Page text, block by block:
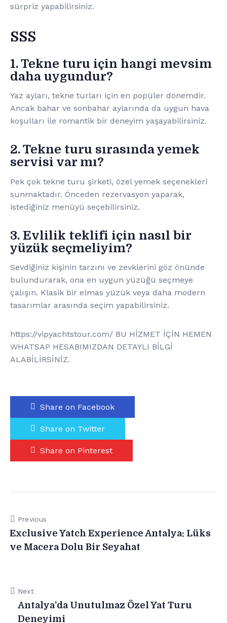
sürpriz yapabilirsiniz.
SSS
1. Tekne turu için hangi mevsim
daha uygundur?
Yaz ayları, tekne turları için en popüler dönemdir.
Ancak bahar ve sonbahar aylarında da uygun hava
koşulları ile romantik bir deneyim yaşayabilirsiniz.
2. Tekne turu sırasında yemek
servisi var mı?
Pek çok tekne turu şirketi, özel yemek seçenekleri
sunmaktadır. Önceden rezervasyon yaparak,
istediğiniz menüyü seçebilirsiniz.
3. Evlilik teklifi için nasıl bir
yüzük seçmeliyim?
Sevdiğiniz kişinin tarzını ve zevklerini göz önünde
bulundurarak, ona en uygun yüzüğü seçmeye
çalışın. Klasik bir elmas yüzük veya daha modern
tasarımlar arasında seçim yapabilirsiniz.
https://vipyachtstour.com/ BU HİZMET İÇİN HEMEN
WHATSAP HESABIMIZDAN DETAYLI BİLGİ
ALABİLİRSİNİZ.
Share on Facebook
Share on Twitter
Share on Pinterest
Previous
Exclusive Yatch Experience Antalya: Lüks
ve Macera Dolu Bir Seyahat
Next
Antalya’da Unutulmaz Özel Yat Turu
Deneyimi